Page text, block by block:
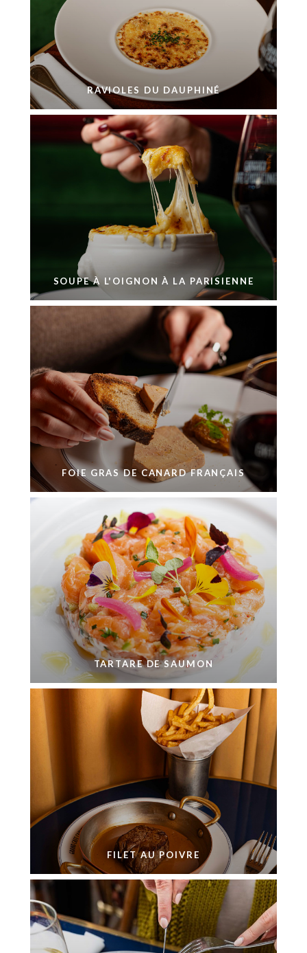
RAVIOLES DU DAUPHINÉ
SOUPE À L'OIGNON À LA PARISIENNE
FOIE GRAS DE CANARD FRANÇAIS
TARTARE DE SAUMON
FILET AU POIVRE